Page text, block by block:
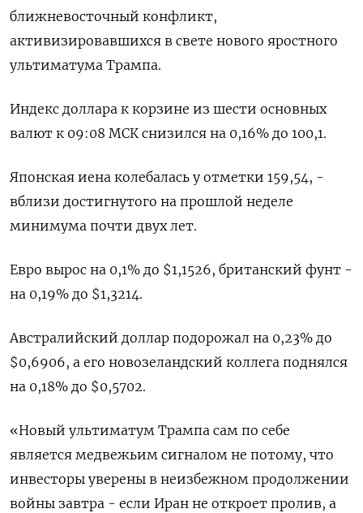
ближневосточный конфликт,
активизировавшихся ​в свете нового яростного
ультиматума Трампа.
Индекс доллара к корзине из ‌шести основных
валют к 09:08 МСК снизился на 0,16% до 100,1.
Японская иена ​колебалась у отметки 159,54, -
вблизи достигнутого на прошлой неделе
минимума почти двух лет.
Евро ‌вырос на 0,1% до $1,1526, британский фунт -
на 0,19% до $1,3214.
Австралийский доллар подорожал на 0,23% до
$0,6906, а его новозеландский коллега поднялся
на 0,18% ​до $0,5702.
«Новый ультиматум Трампа сам ​по себе
является ‌медвежьим сигналом не потому, что
инвесторы уверены в неизбежном продолжении
войны завтра - если ​Иран не откроет пролив, а